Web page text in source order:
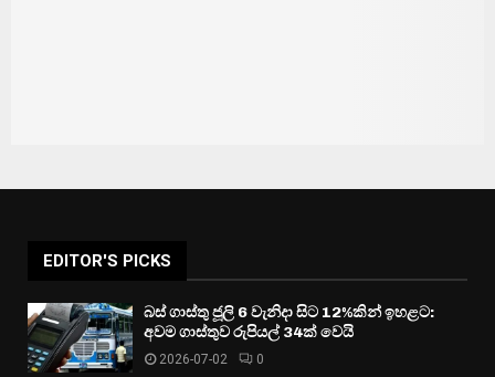
EDITOR'S PICKS
බස් ගාස්තු ජූලි 6 වැනිදා සිට 12%කින් ඉහළට:
අවම ගාස්තුව රුපියල් 34ක් වෙයි
2026-07-02 0